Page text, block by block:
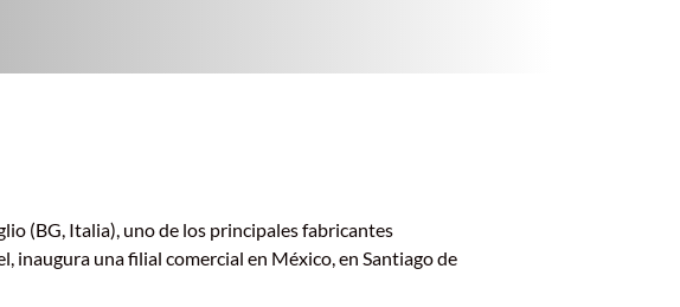
(BG, Italia), uno de los principales fabricantes
inaugura una filial comercial en México, en Santiago de